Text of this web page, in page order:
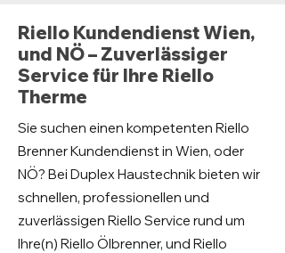
Riello Kundendienst Wien,
und NÖ – Zuverlässiger
Service für Ihre Riello
Therme
Sie suchen einen kompetenten Riello
Brenner Kundendienst in Wien, oder
NÖ? Bei Duplex Haustechnik bieten wir
schnellen, professionellen und
zuverlässigen Riello Service rund um
Ihre(n) Riello Ölbrenner, und Riello